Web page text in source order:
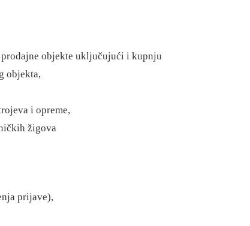
objekte uključujući i kupnju
objekta,
i opreme,
žigova
prijave),